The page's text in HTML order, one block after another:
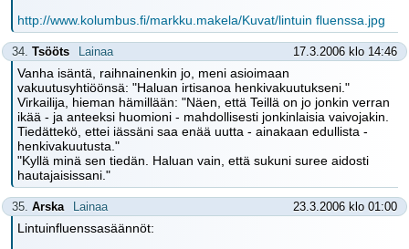
http://www.kolumbus.fi/markku.makela/Kuvat/lintuin fluenssa.jpg
34. Tsööts Lainaa 17.3.2006 klo 14:46
Vanha isäntä, raihnainenkin jo, meni asioimaan
vakuutusyhtiöönsä: "Haluan irtisanoa henkivakuutukseni."
Virkailija, hieman hämillään: "Näen, että Teillä on jo jonkin verran
ikää - ja anteeksi huomioni - mahdollisesti jonkinlaisia vaivojakin.
Tiedättekö, ettei iässäni saa enää uutta - ainakaan edullista -
henkivakuutusta."
"Kyllä minä sen tiedän. Haluan vain, että sukuni suree aidosti
hautajaisissani."
35. Arska Lainaa 23.3.2006 klo 01:00
Lintuinfluenssasäännöt: